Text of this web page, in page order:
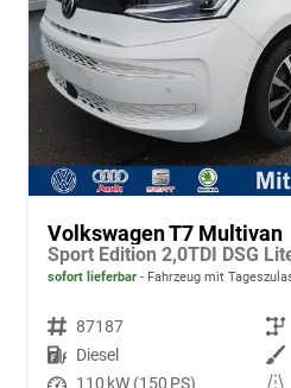
Volkswagen T7 Multivan
Sport Edition 2,0TDI DSG
sofort lieferbar Fahrzeug mit
Fahrzeugnr. 87187 Getriebe
Kraftstoff Diesel Außenfarbe
Leistung 110 kW (150 PS) Kilometerstand